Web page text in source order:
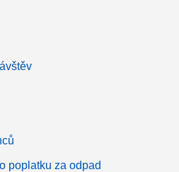
poplatku za odpad